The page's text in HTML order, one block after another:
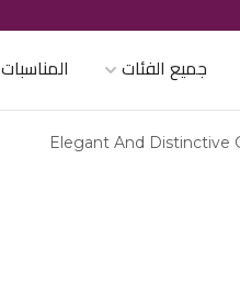
جميع الفئات المناسبات
Elegant And Distinctive